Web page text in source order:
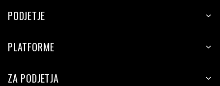
PODJETJE
PLATFORME
ZA PODJETJA